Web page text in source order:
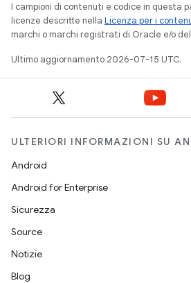
I campioni di contenuti e codice in questa
licenze descritte nella Licenza per i
marchi o marchi registrati di Oracle e/o
Ultimo aggiornamento 2026-07-15 UTC.
ULTERIORI INFORMAZIONI SU
Android
Android for Enterprise
Sicurezza
Source
Notizie
Blog